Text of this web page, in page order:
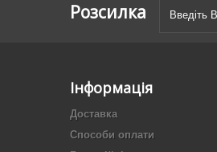
Розсилка
Інформація
Доставка
Способи оплати